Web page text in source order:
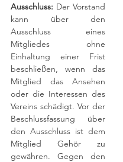
Ausschluss: Der Vorstand
kann über den
Ausschluss eines
Mitgliedes ohne
Einhaltung einer Frist
beschließen, wenn das
Mitglied das Ansehen
oder die Interessen des
Vereins schädigt. Vor der
Beschlussfassung über
den Ausschluss ist dem
Mitglied Gehör zu
gewähren. Gegen den